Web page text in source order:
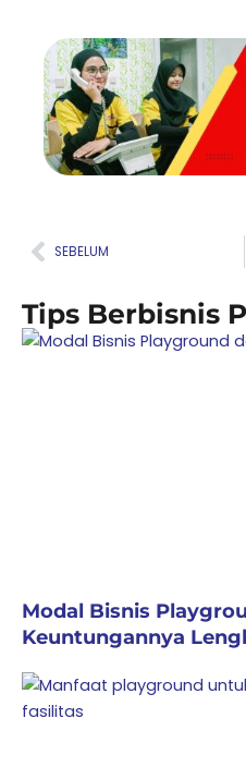
Prev
SEBELUM
Tips Berbisnis
Modal Bisnis
Keuntungannya